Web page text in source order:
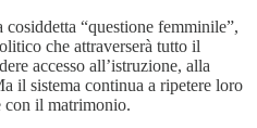
cosiddetta “questione femminile”,
che attraverserà tutto il
accesso all’istruzione, alla
il sistema continua a ripetere loro
con il matrimonio.